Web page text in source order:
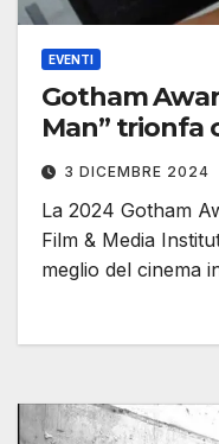
EVENTI
Gotham
Man” trionfa
3 DICEMBRE 2024
La 2024 Gotham
Film & Media
meglio del cinema